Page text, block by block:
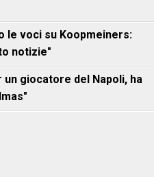
le voci su Koopmeiners:
notizie"
un giocatore del Napoli, ha